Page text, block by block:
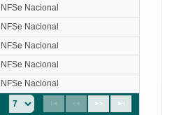
NFSe Nacional
NFSe Nacional
NFSe Nacional
NFSe Nacional
NFSe Nacional